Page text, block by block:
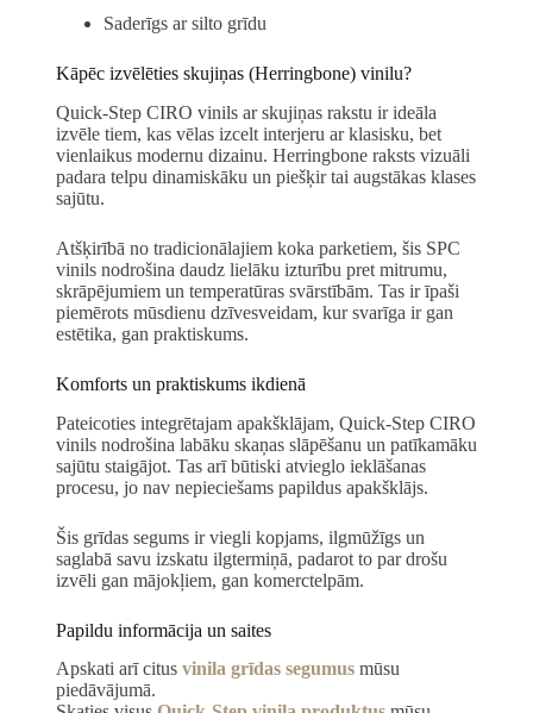
Saderīgs ar silto grīdu
Kāpēc izvēlēties skujiņas (Herringbone) vinilu?
Quick-Step CIRO vinils ar skujiņas rakstu ir ideāla
izvēle tiem, kas vēlas izcelt interjeru ar klasisku, bet
vienlaikus modernu dizainu. Herringbone raksts vizuāli
padara telpu dinamiskāku un piešķir tai augstākas klases
sajūtu.
Atšķirībā no tradicionālajiem koka parketiem, šis SPC
vinils nodrošina daudz lielāku izturību pret mitrumu,
skrāpējumiem un temperatūras svārstībām. Tas ir īpaši
piemērots mūsdienu dzīvesveidam, kur svarīga ir gan
estētika, gan praktiskums.
Komforts un praktiskums ikdienā
Pateicoties integrētajam apakšklājam, Quick-Step CIRO
vinils nodrošina labāku skaņas slāpēšanu un patīkamāku
sajūtu staigājot. Tas arī būtiski atvieglo ieklāšanas
procesu, jo nav nepieciešams papildus apakšklājs.
Šis grīdas segums ir viegli kopjams, ilgmūžīgs un
saglabā savu izskatu ilgtermiņā, padarot to par drošu
izvēli gan mājokļiem, gan komerctelpām.
Papildu informācija un saites
Apskati arī citus vinila grīdas segumusmūsu
piedāvājumā.